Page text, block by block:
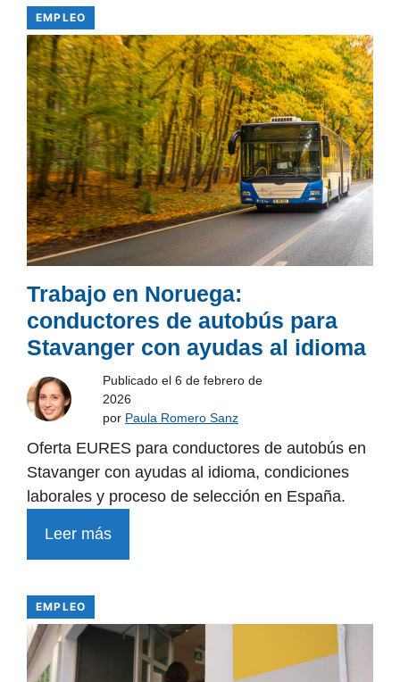
EMPLEO
Trabajo en Noruega:
conductores de autobús para
Stavanger con ayudas al idioma
Publicado el 6 de febrero de
2026
por Paula Romero Sanz
Oferta EURES para conductores de autobús en
Stavanger con ayudas al idioma, condiciones
laborales y proceso de selección en España.
Leer más
EMPLEO